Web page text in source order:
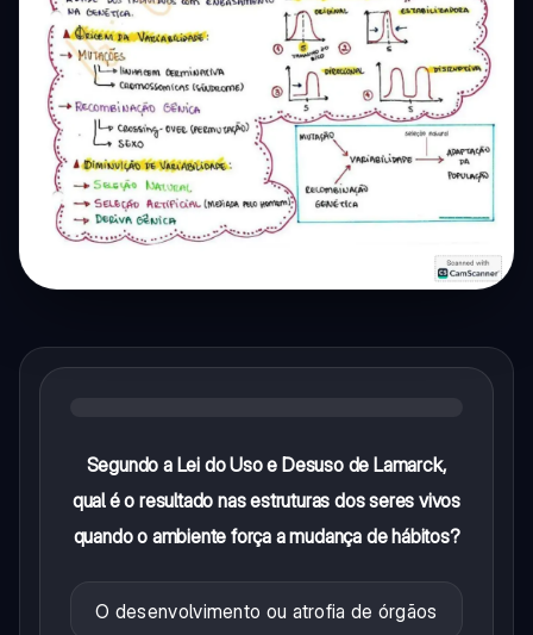
Segundo a Lei do Uso e Desuso de Lamarck,
qual é o resultado nas estruturas dos seres vivos
quando o ambiente força a mudança de hábitos?
O desenvolvimento ou atrofia de órgãos